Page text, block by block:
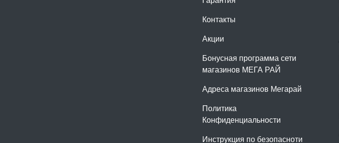
Контакты
Акции
Бонусная программа сети
магазинов МЕГА РАЙ
Адреса магазинов Мегарай
Политика
Конфиденциальности
Инструкция по безопасноти